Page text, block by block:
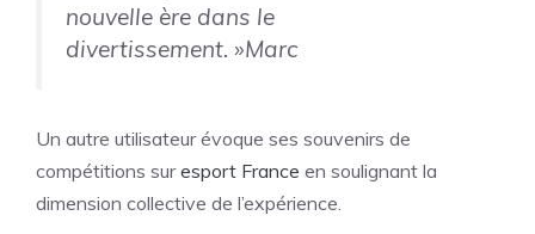
nouvelle ère dans le
divertissement. »Marc
Un autre utilisateur évoque ses souvenirs de
compétitions suresport France en soulignant la
dimension collective de l’expérience.